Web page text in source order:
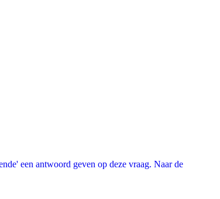
een antwoord geven op deze vraag. Naar de